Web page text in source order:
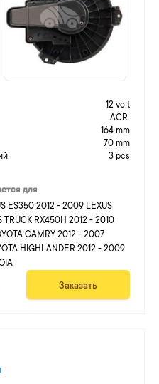
12 volt
ACR
164 mm
70 mm
3 pcs
для
ES350 2012 - 2009 LEXUS
TRUCK RX450H 2012 - 2010
CAMRY 2012 - 2007
HIGHLANDER 2012 - 2009
Заказать